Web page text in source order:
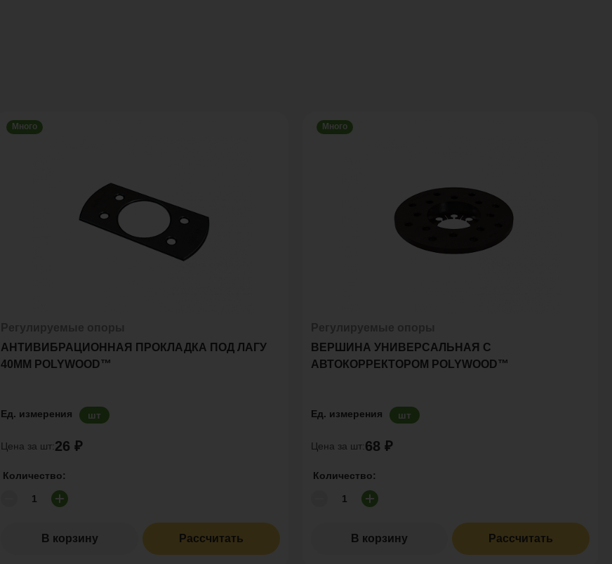
Много
АНТИВИБРАЦИОННАЯ ПРОКЛАДКА ПОД ЛАГУ
40ММ POLYWOOD™
Ед. измерения шт
Цена за шт:26 ₽
Количество:
В корзину Рассчитать
Много
ВЕРШИНА УНИВЕРСАЛЬНАЯ С
АВТОКОРРЕКТОРОМ POLYWOOD™
Ед. измерения шт
Цена за шт:68 ₽
Количество:
В корзину Рассчитать